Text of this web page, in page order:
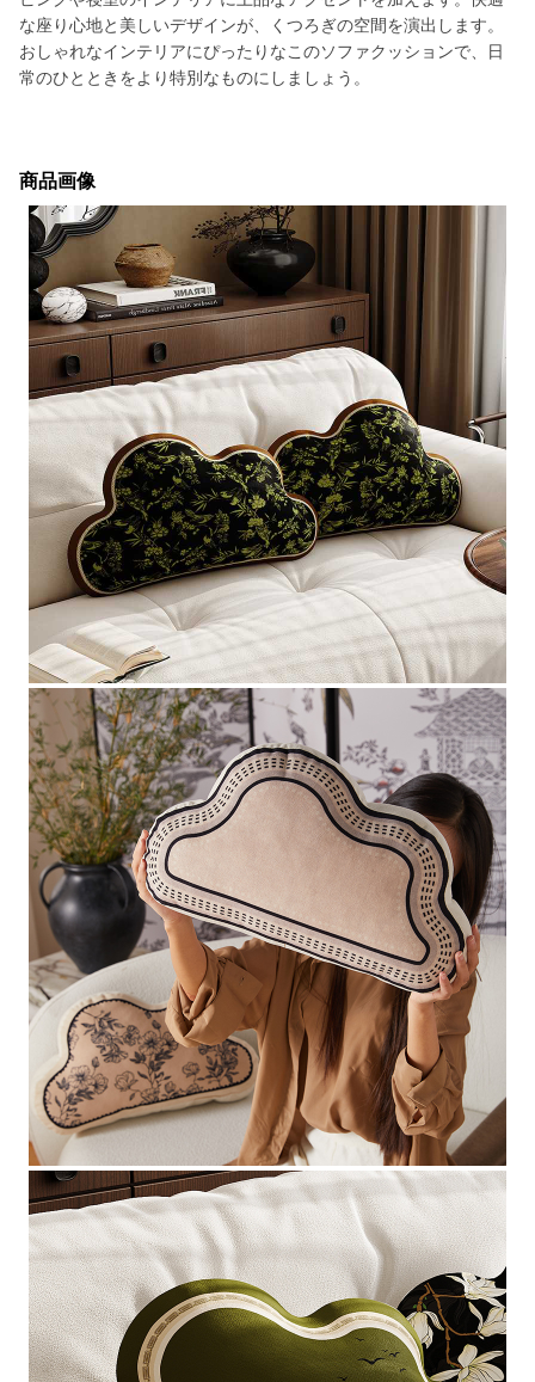
な座り心地と美しいデザインが、くつろぎの空間を演出します。
おしゃれなインテリアにぴったりなこのソファクッションで、日
常のひとときをより特別なものにしましょう。
商品画像